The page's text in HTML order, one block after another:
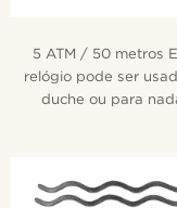
5 ATM / 50 metros
relógio pode ser
duche ou para